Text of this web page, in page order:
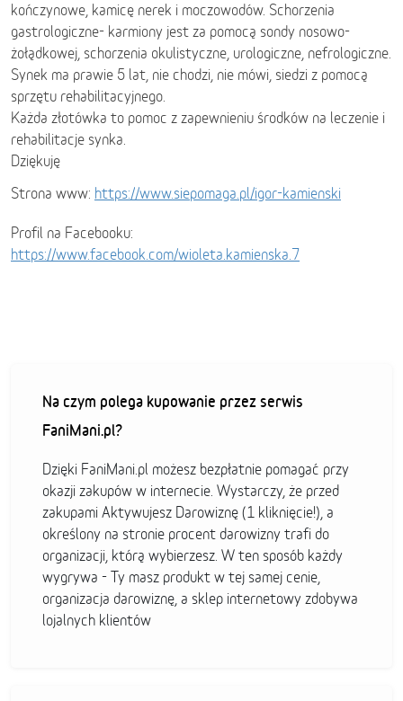
kończynowe, kamicę nerek i moczowodów. Schorzenia
gastrologiczne- karmiony jest za pomocą sondy nosowo-
żołądkowej, schorzenia okulistyczne, urologiczne, nefrologiczne.
Synek ma prawie 5 lat, nie chodzi, nie mówi, siedzi z pomocą
sprzętu rehabilitacyjnego.
Każda złotówka to pomoc z zapewnieniu środków na leczenie i
rehabilitacje synka.
Dziękuję
Strona www: https://www.siepomaga.pl/igor-kamienski
Profil na Facebooku:
https://www.facebook.com/wioleta.kamienska.7
Na czym polega kupowanie przez serwis
FaniMani.pl?
Dzięki FaniMani.pl możesz bezpłatnie pomagać przy
okazji zakupów w internecie. Wystarczy, że przed
zakupami Aktywujesz Darowiznę (1 kliknięcie!), a
określony na stronie procent darowizny trafi do
organizacji, którą wybierzesz. W ten sposób każdy
wygrywa - Ty masz produkt w tej samej cenie,
organizacja darowiznę, a sklep internetowy zdobywa
lojalnych klientów